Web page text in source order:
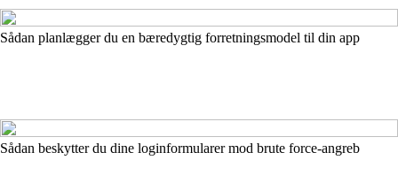
Sådan planlægger du en bæredygtig forretningsmodel til din app
Sådan beskytter du dine loginformularer mod brute force-angreb